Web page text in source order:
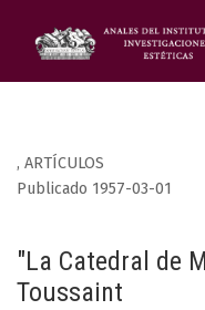
, ARTÍCULOS
"La Catedral de
Toussaint
Publicado 1957-03-01